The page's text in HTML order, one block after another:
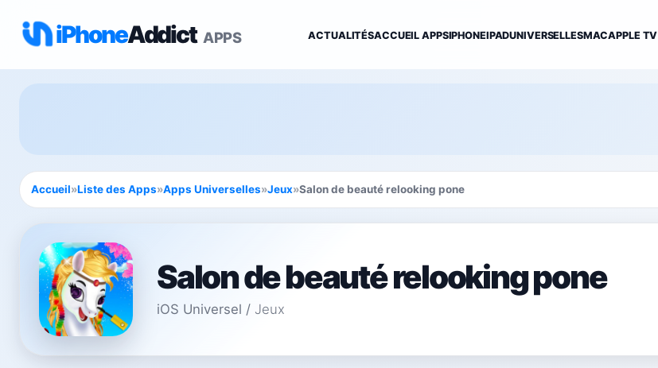
iPhoneAddict APPS ACTUALITÉSACCUEIL APPSIPHONEIPADUNIVERSELLESMACAPPLE TV
Accueil»Liste des Apps»Apps Universelles»Jeux»Salon de beauté relooking pone
Salon de beauté relooking pone
iOS Universel / Jeux